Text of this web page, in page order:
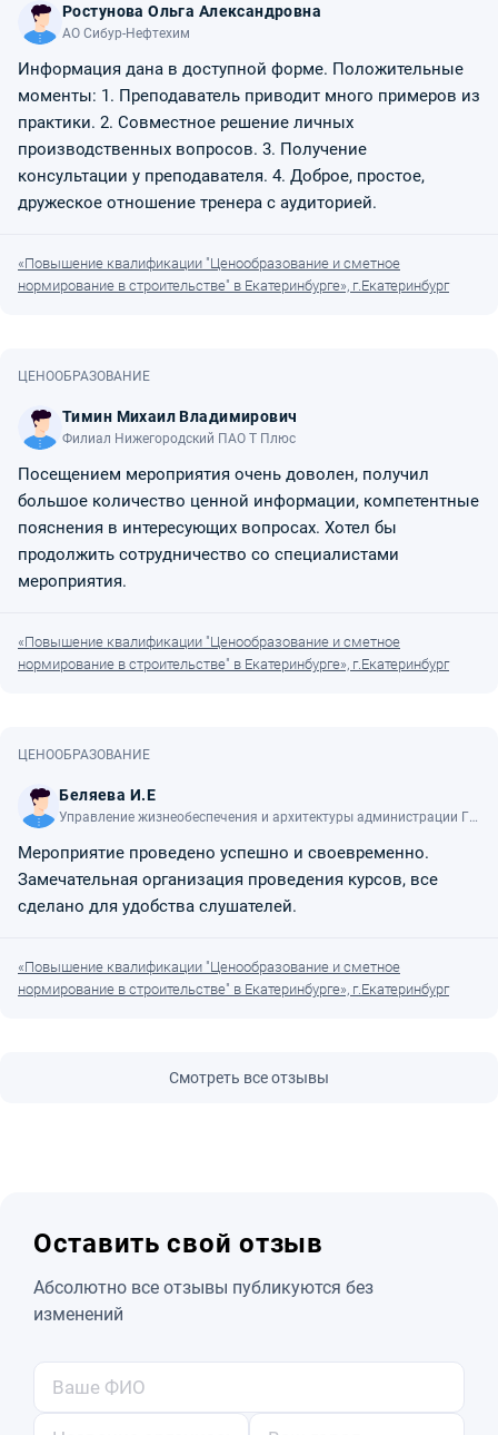
Ростунова Ольга Александровна
АО Сибур-Нефтехим
Информация дана в доступной форме. Положительные
моменты: 1. Преподаватель приводит много примеров из
практики. 2. Совместное решение личных
производственных вопросов. 3. Получение
консультации у преподавателя. 4. Доброе, простое,
дружеское отношение тренера с аудиторией.
«Повышение квалификации "Ценообразование и сметное
нормирование в строительстве" в Екатеринбурге», г.Екатеринбург
ЦЕНООБРАЗОВАНИЕ
Тимин Михаил Владимирович
Филиал Нижегородский ПАО Т Плюс
Посещением мероприятия очень доволен, получил
большое количество ценной информации, компетентные
пояснения в интересующих вопросах. Хотел бы
продолжить сотрудничество со специалистами
мероприятия.
«Повышение квалификации "Ценообразование и сметное
нормирование в строительстве" в Екатеринбурге», г.Екатеринбург
ЦЕНООБРАЗОВАНИЕ
Беляева И.Е
Управление жизнеобеспечения и архитектуры администрации ГО
Мероприятие проведено успешно и своевременно.
Замечательная организация проведения курсов, все
сделано для удобства слушателей.
«Повышение квалификации "Ценообразование и сметное
нормирование в строительстве" в Екатеринбурге», г.Екатеринбург
Смотреть все отзывы
Оставить свой отзыв
Абсолютно все отзывы публикуются без
изменений